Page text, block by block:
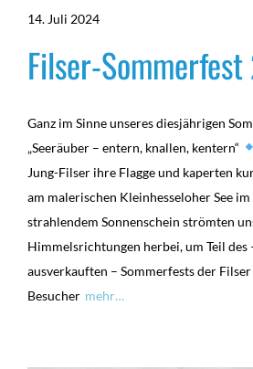
14. Juli 2024
Filser-
Ganz im Sinne unseres diesjährigen
„Seeräuber – entern, knallen, kentern“
Jung-Filser ihre Flagge und kaperten
am malerischen Kleinhesseloher See
strahlendem Sonnenschein strömten
Himmelsrichtungen herbei, um Teil
ausverkauften – Sommerfests der Filser
Besucher mehr…